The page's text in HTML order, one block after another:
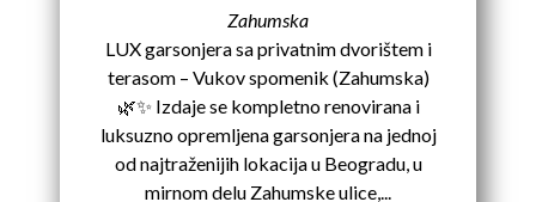
Zahumska
LUX garsonjera sa privatnim dvorištem i
terasom – Vukov spomenik (Zahumska)
🌿✨ Izdaje se kompletno renovirana i
luksuzno opremljena garsonjera na jednoj
od najtraženijih lokacija u Beogradu, u
mirnom delu Zahumske ulice,...